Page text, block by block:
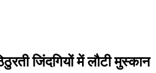
जिंदगियों में लौटी मुस्कान